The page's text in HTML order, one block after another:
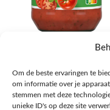
Om de beste ervaringen te
om informatie over je
stemmen met deze
unieke ID's op deze site
€1,59
NAAR AH